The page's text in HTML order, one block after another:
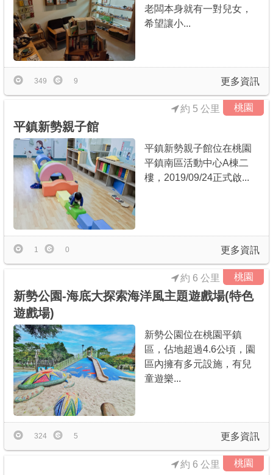
老闆本身就有一對兒女，
希望讓小...
更多資訊
349 9
桃園
平鎮新勢親子館
約 5 公里
平鎮新勢親子館位在桃園
平鎮南區活動中心A棟二
樓，2019/09/24正式啟...
更多資訊
1 0
桃園
新勢公園-海底大探索海洋風主題遊戲場(特色
遊戲場)
約 6 公里
新勢公園位在桃園平鎮
區，佔地超過4.6公頃，園
區內擁有多元設施，有兒
童遊樂...
更多資訊
324 5
桃園
約 6 公里